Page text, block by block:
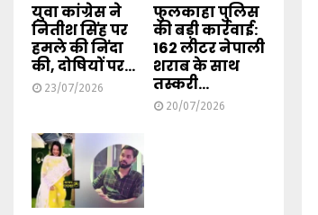
युवा कांग्रेस ने
नितीश सिंह पर
हमले की निंदा
की, दोषियों पर...
23/07/2026
फुलकाहा पुलिस
की बड़ी कार्रवाई:
162 लीटर नेपाली
शराब के साथ
तस्करी...
20/07/2026